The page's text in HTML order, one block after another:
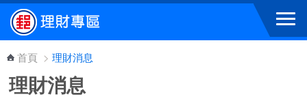
跳到主要內容區塊
首頁 > 理財消息
理財消息